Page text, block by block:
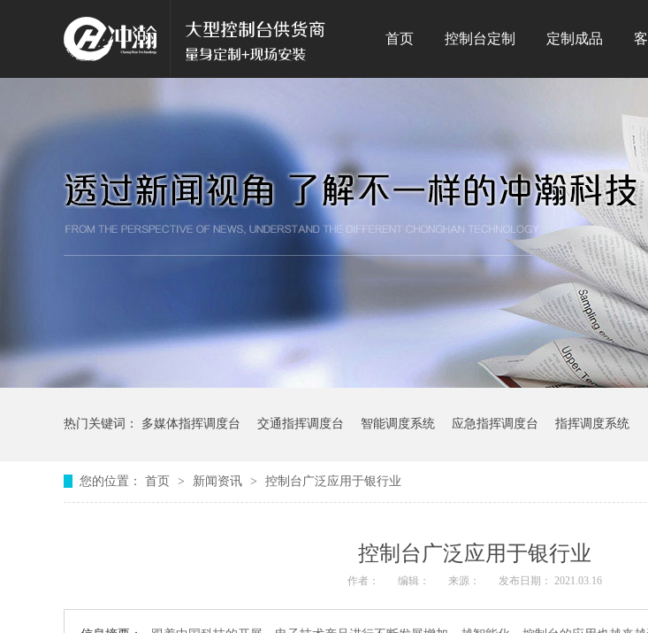
首页 控制台定制 定制成品
热门关键词： 多媒体指挥调度台 交通指挥调度台 智能调度系统 应急指挥调度台 指挥调度系统
您的位置： 首页 > 新闻资讯 > 控制台广泛应用于银行业
控制台广泛应用于银行业
作者： 编辑： 来源： 发布日期： 2021.03.16